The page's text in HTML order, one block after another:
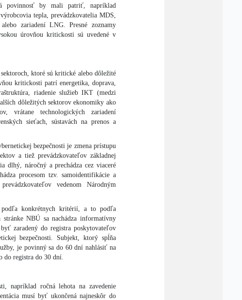
povinnosť by mali patriť, napríklad
tepla, prevádzkovatelia MDS,
zariadení LNG. Presné zoznamy
úrovňou kritickosti sú uvedené v
ktoré sú kritické alebo dôležité
kritickosti patrí energetika, doprava,
riadenie služieb IKT (medzi
dôležitých sektorov ekonomiky ako
vrátane technologických zariadení
sieťach, sústavách na prenos a
bezpečnosti je zmena prístupu
a tiež prevádzkovateľov základnej
dlhý, náročný a prechádza cez viaceré
procesom tzv. samoidentifikácie a
vedenom Národným
podľa konkrétnych kritérií, a to podľa
NBÚ sa nachádza informatívny
zaradený do registra poskytovateľov
bezpečnosti. Subjekt, ktorý spĺňa
je povinný sa do 60 dní nahlásiť na
do registra do 30 dní.
napríklad ročná lehota na zavedenie
musí byť ukončená najneskôr do